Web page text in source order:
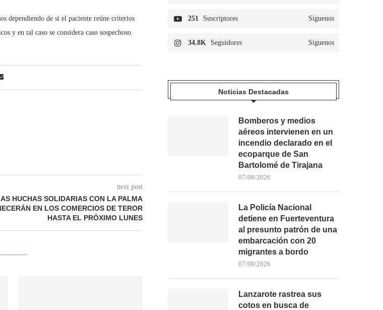
dependiendo de si el paciente reúne criterios
y en tal caso se considera caso sospechoso.
next post
HUCHAS SOLIDARIAS CON LA PALMA
EN LOS COMERCIOS DE TEROR
HASTA EL PRÓXIMO LUNES
251 Suscriptores Síguenos
34.8K Seguidores Síguenos
Noticias Destacadas
Bomberos y medios
aéreos intervienen en un
incendio declarado en el
ecoparque de San
Bartolomé de Tirajana
07/08/2026
La Policía Nacional
detiene en Fuerteventura
al presunto patrón de una
embarcación con 20
migrantes a bordo
07/08/2026
Lanzarote rastrea sus
cotos en busca de